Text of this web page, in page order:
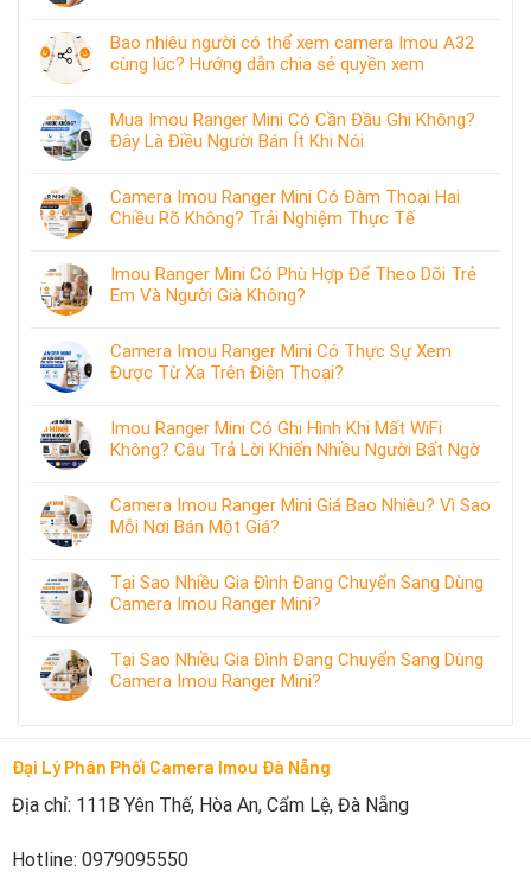
Bao nhiêu người có thể xem camera Imou A32
cùng lúc? Hướng dẫn chia sẻ quyền xem
Mua Imou Ranger Mini Có Cần Đầu Ghi Không?
Đây Là Điều Người Bán Ít Khi Nói
Camera Imou Ranger Mini Có Đàm Thoại Hai
Chiều Rõ Không? Trải Nghiệm Thực Tế
Imou Ranger Mini Có Phù Hợp Để Theo Dõi Trẻ
Em Và Người Già Không?
Camera Imou Ranger Mini Có Thực Sự Xem
Được Từ Xa Trên Điện Thoại?
Imou Ranger Mini Có Ghi Hình Khi Mất WiFi
Không? Câu Trả Lời Khiến Nhiều Người Bất Ngờ
Camera Imou Ranger Mini Giá Bao Nhiêu? Vì Sao
Mỗi Nơi Bán Một Giá?
Tại Sao Nhiều Gia Đình Đang Chuyển Sang Dùng
Camera Imou Ranger Mini?
Tại Sao Nhiều Gia Đình Đang Chuyển Sang Dùng
Camera Imou Ranger Mini?
Đại Lý Phân Phối Camera Imou Đà Nẵng
Địa chỉ: 111B Yên Thế, Hòa An, Cẩm Lệ, Đà Nẵng
Hotline: 0979095550